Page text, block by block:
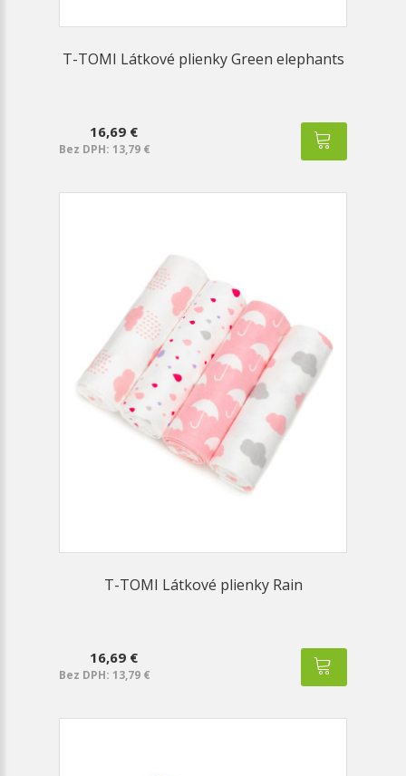
T-TOMI Látkové plienky Green elephants
16,69 €
Bez DPH: 13,79 €
T-TOMI Látkové plienky Rain
16,69 €
Bez DPH: 13,79 €